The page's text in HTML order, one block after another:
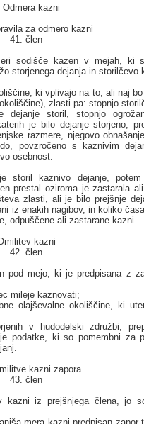
Odmera kazni
za odmero kazni
41. člen
sodišče kazen v mejah, ki
storjenega dejanja in storilčevo
ki vplivajo na to, ali naj
zlasti pa: stopnjo
dejanje storil, stopnjo
je bilo dejanje storjeno,
razmere, njegovo
povzročeno s kaznivim
osebnost.
storil kaznivo dejanje,
prestal oziroma je zastarala
zlasti, ali je bilo prejšnje
iz enakih nagibov, in koliko
odpuščene ali zastarane kazni.
kazni
42. člen
pod mejo, ki je predpisana z
mileje kaznovati;
olajševalne okoliščine, ki
v hudodelski združbi,
podatke, ki so pomembni za
kazni zapora
43. člen
kazni iz prejšnjega člena, jo